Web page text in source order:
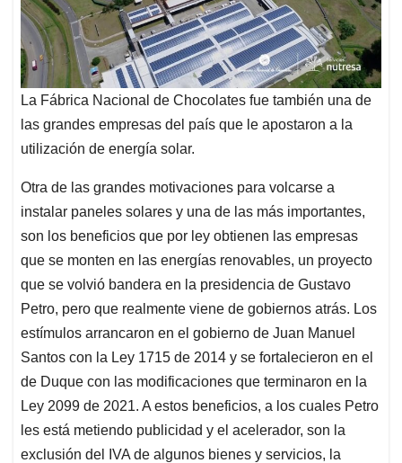
La Fábrica Nacional de Chocolates fue también una de
las grandes empresas del país que le apostaron a la
utilización de energía solar.
Otra de las grandes motivaciones para volcarse a
instalar paneles solares y una de las más importantes,
son los beneficios que por ley obtienen las empresas
que se monten en las energías renovables, un proyecto
que se volvió bandera en la presidencia de Gustavo
Petro, pero que realmente viene de gobiernos atrás. Los
estímulos arrancaron en el gobierno de Juan Manuel
Santos con la Ley 1715 de 2014 y se fortalecieron en el
de Duque con las modificaciones que terminaron en la
Ley 2099 de 2021. A estos beneficios, a los cuales Petro
les está metiendo publicidad y el acelerador, son la
exclusión del IVA de algunos bienes y servicios, la